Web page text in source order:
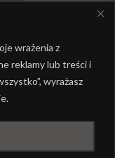
wrażenia z
reklamy lub treści i
wyrażasz